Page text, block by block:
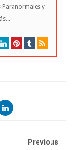
Paranormales y
Previous